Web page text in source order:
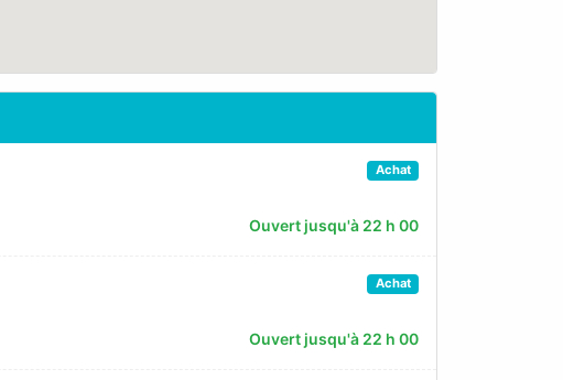
Achat
Ouvert jusqu'à 22 h 00
Achat
Ouvert jusqu'à 22 h 00